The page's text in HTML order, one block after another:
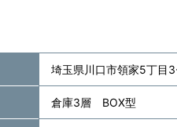
埼玉県川口市領家5丁目
倉庫3層 BOX型